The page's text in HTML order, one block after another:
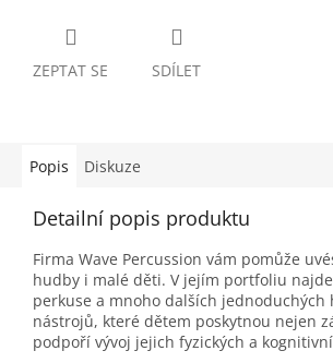
ZEPTAT SE SDÍLET
Popis Diskuze
Detailní popis produktu
Firma Wave Percussion vám pomůže
hudby i malé děti. V jejím portfoliu
perkuse a mnoho dalších jednoduchých
nástrojů, které dětem poskytnou nejen
podpoří vývoj jejich fyzických a